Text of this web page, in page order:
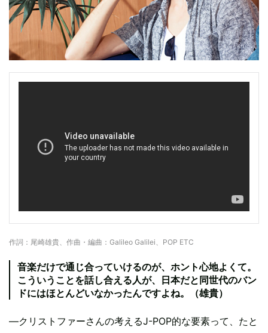
作詞：尾崎雄貴、作曲・編曲：Galileo Galilei、POP ETC
音楽だけで通じ合っていけるのが、ホント心地よくて。
こういうことを話し合える人が、日本だと同世代のバン
ドにはほとんどいなかったんですよね。（雄貴）
―クリストファーさんの考えるJ-POP的な要素って、たと